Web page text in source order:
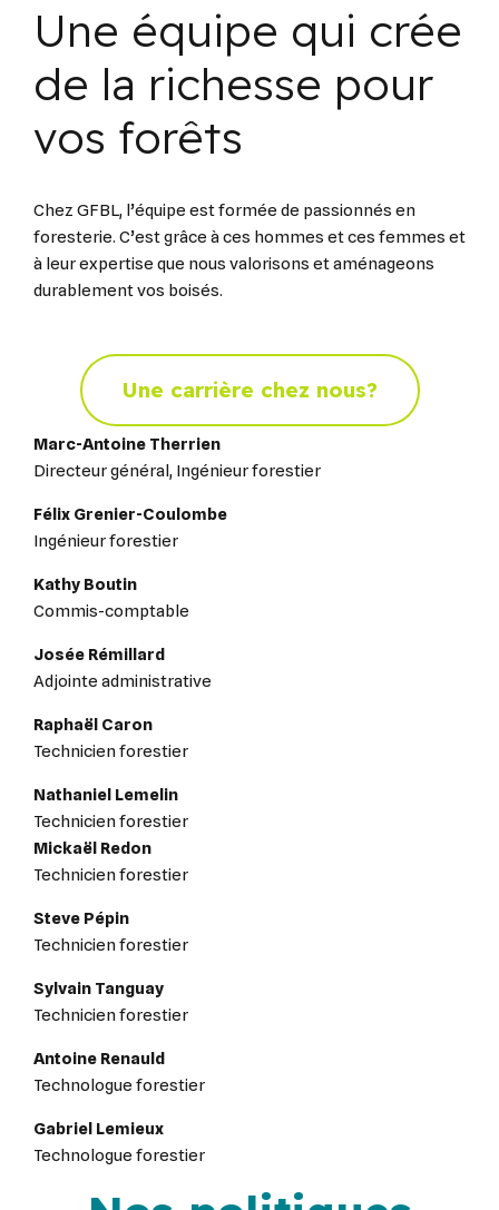
Une équipe qui crée
de la richesse pour
vos forêts
Chez GFBL, l’équipe est formée de passionnés en
foresterie. C’est grâce à ces hommes et ces femmes et
à leur expertise que nous valorisons et aménageons
durablement vos boisés.
Une carrière chez nous?
Marc-Antoine Therrien
Directeur général, Ingénieur forestier
Félix Grenier-Coulombe
Ingénieur forestier
Kathy Boutin
Commis-comptable
Josée Rémillard
Adjointe administrative
Raphaël Caron
Technicien forestier
Nathaniel Lemelin
Technicien forestier
Mickaël Redon
Technicien forestier
Steve Pépin
Technicien forestier
Sylvain Tanguay
Technicien forestier
Antoine Renauld
Technologue forestier
Gabriel Lemieux
Technologue forestier